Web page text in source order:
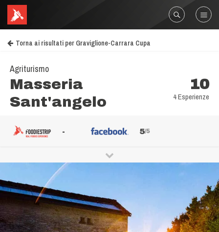
Torna ai risultati per Graviglione-Carrara Cupa
Agriturismo
Masseria
Sant'angelo
10
4 Esperienze
- 5/5